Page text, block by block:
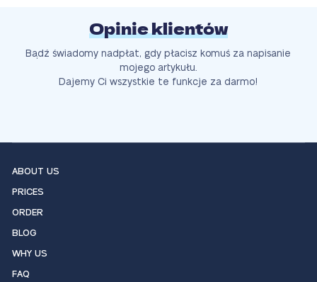
Opinie klientów
Bądź świadomy nadpłat, gdy płacisz komuś za napisanie
mojego artykułu.
Dajemy Ci wszystkie te funkcje za darmo!
ABOUT US
PRICES
ORDER
BLOG
WHY US
FAQ